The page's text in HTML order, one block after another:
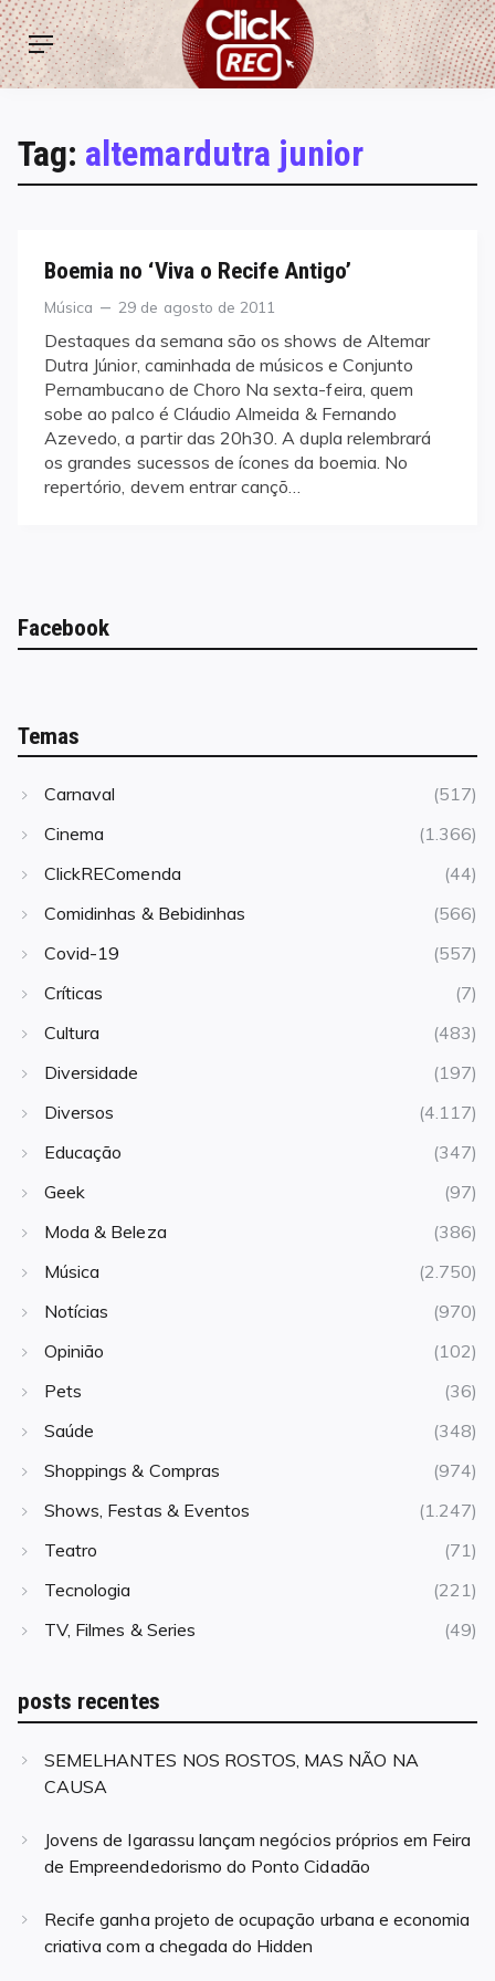
Skip
to
content
ClickREC
Menu
Tag: altemardutra junior
Boemia no ‘Viva o Recife Antigo’
Categories
Música
Posted
29 de agosto de 2011
Destaques da semana são os shows de Altemar
Dutra Júnior, caminhada de músicos e Conjunto
Pernambucano de Choro Na sexta-feira, quem
sobe ao palco é Cláudio Almeida & Fernando
Azevedo, a partir das 20h30. A dupla relembrará
os grandes sucessos de ícones da boemia. No
repertório, devem entrar cançõ…
Facebook
Temas
Carnaval
(517)
Cinema
(1.366)
ClickREComenda
(44)
Comidinhas & Bebidinhas
(566)
Covid-19
(557)
Críticas
(7)
Cultura
(483)
Diversidade
(197)
Diversos
(4.117)
Educação
(347)
Geek
(97)
Moda & Beleza
(386)
Música
(2.750)
Notícias
(970)
Opinião
(102)
Pets
(36)
Saúde
(348)
Shoppings & Compras
(974)
Shows, Festas & Eventos
(1.247)
Teatro
(71)
Tecnologia
(221)
TV, Filmes & Series
(49)
posts recentes
SEMELHANTES NOS ROSTOS, MAS NÃO NA
CAUSA
Jovens de Igarassu lançam negócios próprios em Feira
de Empreendedorismo do Ponto Cidadão
Recife ganha projeto de ocupação urbana e economia
criativa com a chegada do Hidden